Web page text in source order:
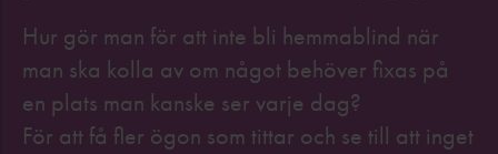
Hur gör man för att inte bli hemmablind när
man ska kolla av om något behöver fixas på
en plats man kanske ser varje dag?
För att få fler ögon som tittar och se till att inget